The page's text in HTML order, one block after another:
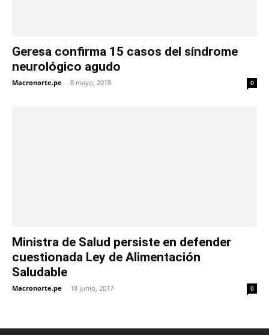
Geresa confirma 15 casos del síndrome
neurológico agudo
Macronorte.pe - 8 mayo, 2018 0
Ministra de Salud persiste en defender
cuestionada Ley de Alimentación
Saludable
Macronorte.pe - 18 junio, 2017 0